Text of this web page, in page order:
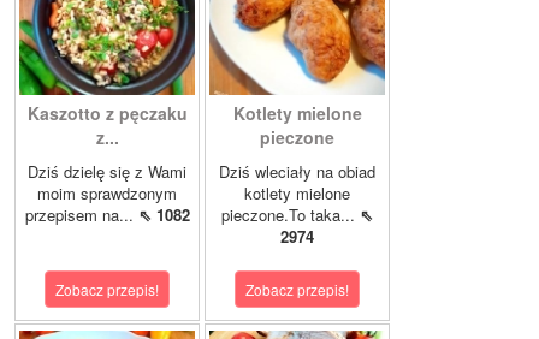
Kaszotto z pęczaku
z...
Dziś dzielę się z Wami
moim sprawdzonym
przepisem na... ⇖ 1082
Zobacz przepis!
Kotlety mielone
pieczone
Dziś wleciały na obiad
kotlety mielone
pieczone.To taka... ⇖
2974
Zobacz przepis!